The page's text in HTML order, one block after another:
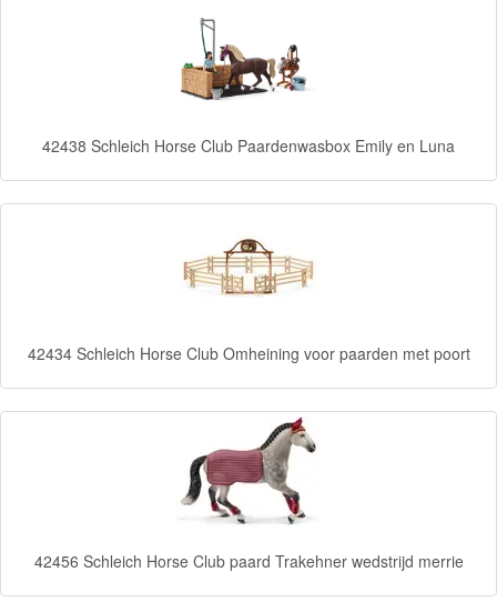
&
Puzzels
Friends
Spiderman
Birds
42438 Schleich Horse Club Paardenwasbox Emily en Luna
42434 Schleich Horse Club Omheining voor paarden met poort
42456 Schleich Horse Club paard Trakehner wedstrijd merrie